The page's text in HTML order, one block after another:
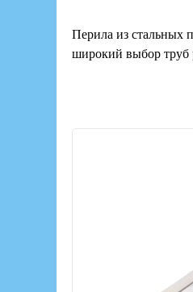
Перила из стальных
широкий выбор труб